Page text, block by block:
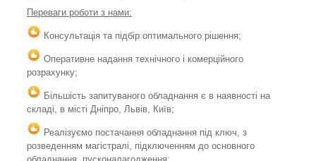
Переваги роботи з нами:
Консультація та підбір оптимального рішення;
Оперативне надання технічного і комерційного
розрахунку;
Більшість запитуваного обладнання є в наявності на
складі, в місті Дніпро, Львів, Київ;
Реалізуємо постачання обладнання під ключ, з
розведенням магістралі, підключенням до основного